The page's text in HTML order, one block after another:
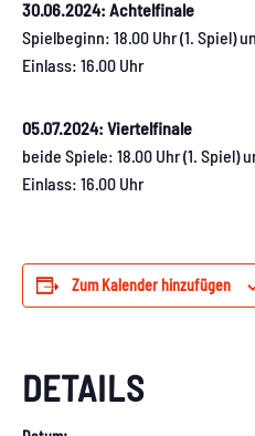
30.06.2024: Achtelfinale
Spielbeginn: 18.00 Uhr (1. Spiel)
Einlass: 16.00 Uhr
05.07.2024: Viertelfinale
beide Spiele: 18.00 Uhr (1. Spiel)
Einlass: 16.00 Uhr
Zum Kalender hinzufügen
DETAILS